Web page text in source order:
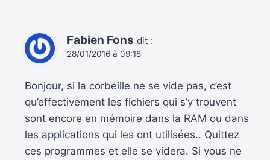
Fabien Fons dit :
28/01/2016 à 09:18
Bonjour, si la corbeille ne se vide pas, c’est
qu’effectivement les fichiers qui s’y trouvent
sont encore en mémoire dans la RAM ou dans
les applications qui les ont utilisées.. Quittez
ces programmes et elle se videra. Si vous ne